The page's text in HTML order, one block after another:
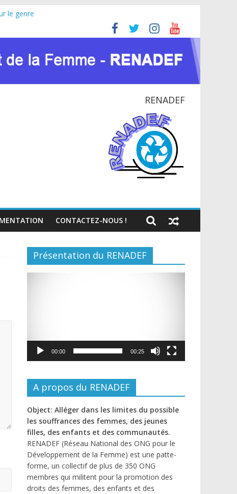
le genre
pour la paix et le dialogue national
du VIH et des crises humanitaires
RENADEF
CONTACTEZ-NOUS !
Présentation du RENADEF
00:00 00:25
A propos du RENADEF
Object: Alléger dans les limites du possible
les souffrances des femmes, des jeunes
filles, des enfants et des communautés.
RENADEF (Réseau National des ONG pour le
Développement de la Femme) est une patte-
forme, un collectif de plus de 350 ONG
membres qui militent pour la promotion des
droits des femmes, des enfants et des